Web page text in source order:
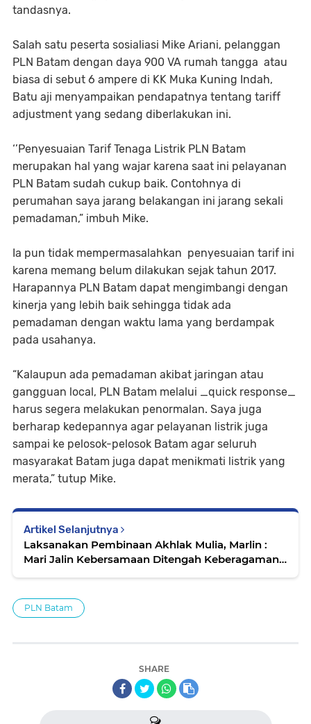
tandasnya.
Salah satu peserta sosialiasi Mike Ariani, pelanggan
PLN Batam dengan daya 900 VA rumah tangga atau
biasa di sebut 6 ampere di KK Muka Kuning Indah,
Batu aji menyampaikan pendapatnya tentang tariff
adjustment yang sedang diberlakukan ini.
‘’Penyesuaian Tarif Tenaga Listrik PLN Batam
merupakan hal yang wajar karena saat ini pelayanan
PLN Batam sudah cukup baik. Contohnya di
perumahan saya jarang belakangan ini jarang sekali
pemadaman,” imbuh Mike.
Ia pun tidak mempermasalahkan penyesuaian tarif ini
karena memang belum dilakukan sejak tahun 2017.
Harapannya PLN Batam dapat mengimbangi dengan
kinerja yang lebih baik sehingga tidak ada
pemadaman dengan waktu lama yang berdampak
pada usahanya.
“Kalaupun ada pemadaman akibat jaringan atau
gangguan local, PLN Batam melalui _quick response_
harus segera melakukan penormalan. Saya juga
berharap kedepannya agar pelayanan listrik juga
sampai ke pelosok-pelosok Batam agar seluruh
masyarakat Batam juga dapat menikmati listrik yang
merata,” tutup Mike.
Artikel Selanjutnya
Laksanakan Pembinaan Akhlak Mulia, Marlin :
Mari Jalin Kebersamaan Ditengah Keberagaman
PLN Batam
SHARE